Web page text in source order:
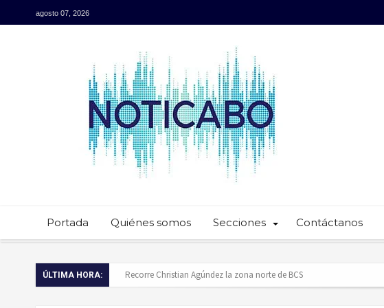
agosto 07, 2026
Portada Quiénes somos Secciones Contáctanos
ÚLTIMA HORA:
Recorre Christian Agúndez la zona norte de BCS